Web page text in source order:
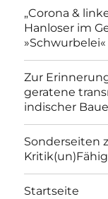
„Corona &
Hanloser im
»Schwurbelei«
Zur
geratene
indischer
Sonderseiten
Startseite